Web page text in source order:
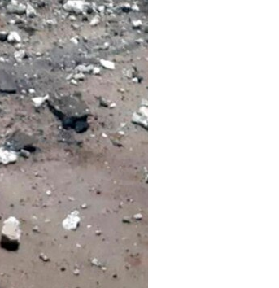
انتخابات ریاست جمهوری آمریکا ۲۰۲۴
حمله جمهوری اسلامی به اسرائیل
اعتراضات زن، زندگی، آزادی
مجموعه مستندهای دادخواهی